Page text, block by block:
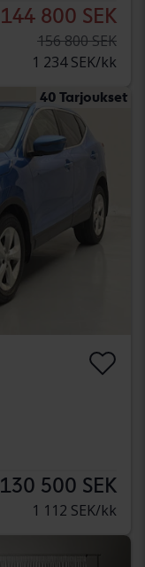
144 800 SEK
156 800 SEK
1 234 SEK/kk
40 Tarjoukset
130 500 SEK
1 112 SEK/kk